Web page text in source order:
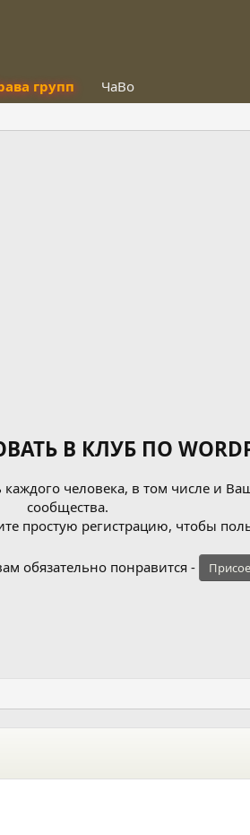
групп ЧаВо
В КЛУБ ПО
человека, в том числе и
сообщества.
простую регистрацию, чтобы
обязательно понравится -